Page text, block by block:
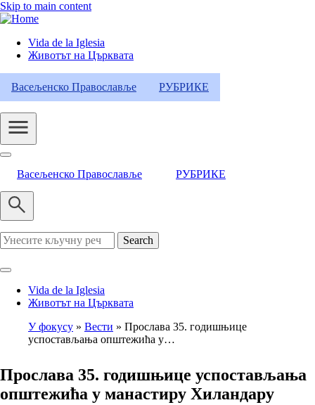
Skip to main content
Header
Category
Menu
Vida de la Iglesia
Животът на Църквата
Васељенско Православље РУБРИКЕ
Васељенско Православље РУБРИКЕ
Search
Vida de la Iglesia
Животът на Църквата
Breadcrumb
У фокусу Вести
Прослава 35. годишњице
успостављања општежића у…
Прослава 35. годишњице успостављања
општежића у манастиру Хиландару